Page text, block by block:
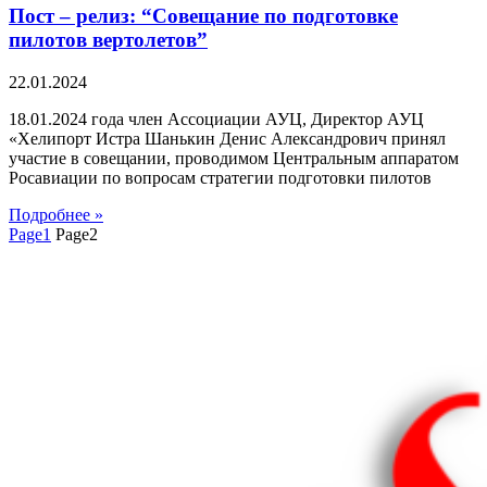
Пост – релиз: “Совещание по подготовке
пилотов вертолетов”
22.01.2024
18.01.2024 года член Ассоциации АУЦ, Директор АУЦ
«Хелипорт Истра Шанькин Денис Александрович принял
участие в совещании, проводимом Центральным аппаратом
Росавиации по вопросам стратегии подготовки пилотов
Подробнее »
Page1 Page2